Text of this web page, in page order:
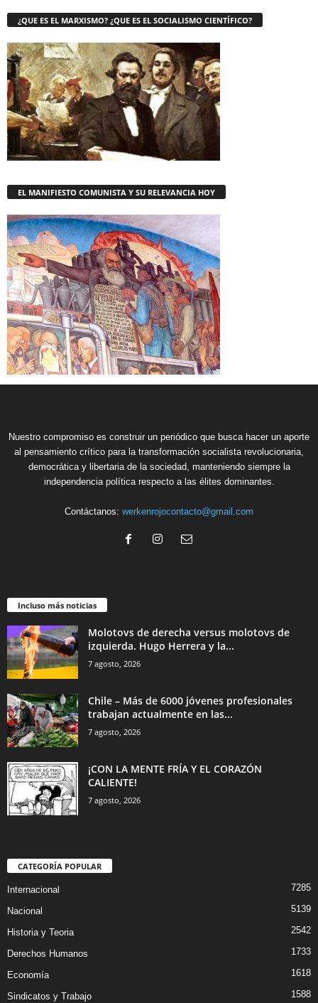
¿QUE ES EL MARXISMO? ¿QUE ES EL SOCIALISMO CIENTÍFICO?
EL MANIFIESTO COMUNISTA Y SU RELEVANCIA HOY
Nuestro compromiso es construir un periódico que busca hacer un aporte
al pensamiento crítico para la transformación socialista revolucionaria,
democrática y libertaria de la sociedad, manteniendo siempre la
independencia política respecto a las élites dominantes.
Contáctanos: werkenrojocontacto@gmail.com
Incluso más noticias
Molotovs de derecha versus molotovs de
izquierda. Hugo Herrera y la...
7 agosto, 2026
Chile – Más de 6000 jóvenes profesionales
trabajan actualmente en las...
7 agosto, 2026
¡CON LA MENTE FRÍA Y EL CORAZÓN
CALIENTE!
7 agosto, 2026
CATEGORÍA POPULAR
Internacional 7285
Nacional 5139
Historia y Teoria 2542
Derechos Humanos 1733
Economía 1618
Sindicatos y Trabajo 1588